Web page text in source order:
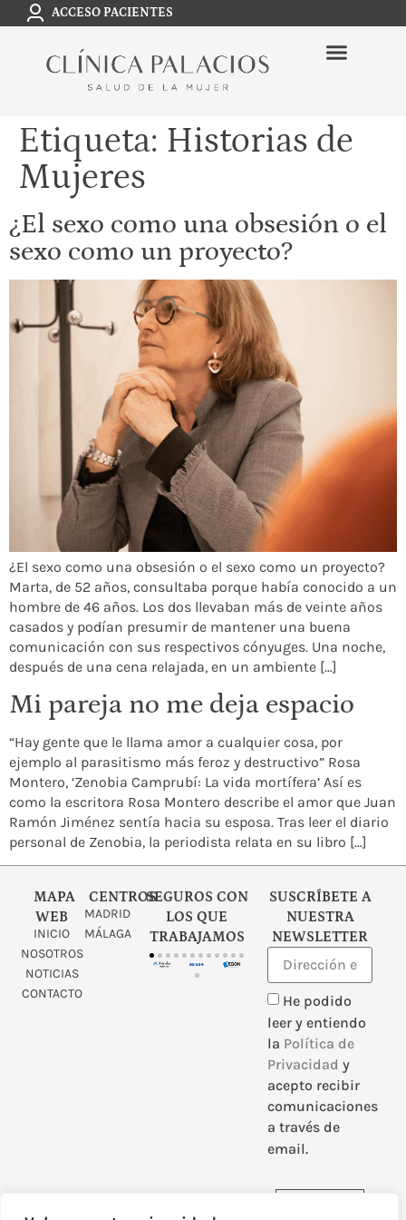
ACCESO PACIENTES
Etiqueta: Historias de
Mujeres
¿El sexo como una obsesión o el
sexo como un proyecto?
¿El sexo como una obsesión o el sexo como un proyecto?
Marta, de 52 años, consultaba porque había conocido a un
hombre de 46 años. Los dos llevaban más de veinte años
casados y podían presumir de mantener una buena
comunicación con sus respectivos cónyuges. Una noche,
después de una cena relajada, en un ambiente […]
Mi pareja no me deja espacio
“Hay gente que le llama amor a cualquier cosa, por
ejemplo al parasitismo más feroz y destructivo” Rosa
Montero, ‘Zenobia Camprubí: La vida mortífera’ Así es
como la escritora Rosa Montero describe el amor que Juan
Ramón Jiménez sentía hacia su esposa. Tras leer el diario
personal de Zenobia, la periodista relata en su libro […]
MAPA
WEB
INICIO
NOSOTROS
NOTICIAS
CONTACTO
CENTROS
MADRID
MÁLAGA
SEGUROS CON
LOS QUE
TRABAJAMOS
SUSCRÍBETE A
NUESTRA
NEWSLETTER
He podido
leer y entiendo
la Política de
Privacidad y
acepto recibir
comunicaciones
a través de
email.